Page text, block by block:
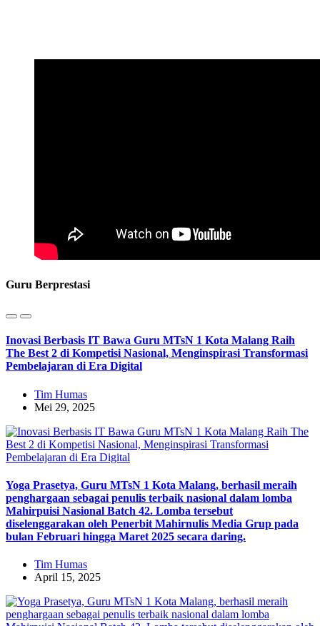
Guru Berprestasi
Inovasi Berbasis IT Bawa Guru MTsN 1 Kota Malang Raih
The Best 2 di Kompetisi Nasional, Menginspirasi Transformasi
Pembelajaran di Era Digital
Tim Humas
Mei 29, 2025
Yoga Prasetya, Guru MTsN 1 Kota Malang, berhasil meraih
penghargaan sebagai penulis terbaik nasional dalam lomba
Mahirpuisi Nasional Batch 42. Lomba tersebut
diselenggarakan oleh Penerbit Mahirnulis Media Grup pada
bulan Februari hingga Maret 2025 secara daring.
Tim Humas
April 15, 2025